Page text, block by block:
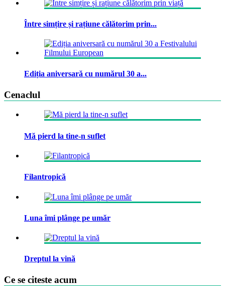
Între simțire și rațiune călătorim prin...
Ediția aniversară cu numărul 30 a...
Cenaclul
Mă pierd la tine-n suflet
Filantropică
Luna îmi plânge pe umăr
Dreptul la vină
Ce se citeste acum